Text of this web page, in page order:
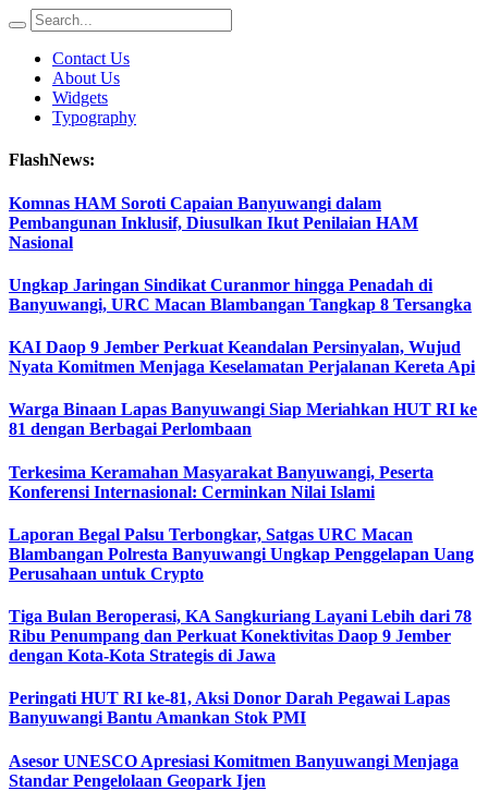
Contact Us
About Us
Widgets
Typography
FlashNews:
Komnas HAM Soroti Capaian Banyuwangi dalam
Pembangunan Inklusif, Diusulkan Ikut Penilaian HAM
Nasional
Ungkap Jaringan Sindikat Curanmor hingga Penadah di
Banyuwangi, URC Macan Blambangan Tangkap 8 Tersangka
KAI Daop 9 Jember Perkuat Keandalan Persinyalan, Wujud
Nyata Komitmen Menjaga Keselamatan Perjalanan Kereta Api
Warga Binaan Lapas Banyuwangi Siap Meriahkan HUT RI ke
81 dengan Berbagai Perlombaan
Terkesima Keramahan Masyarakat Banyuwangi, Peserta
Konferensi Internasional: Cerminkan Nilai Islami
Laporan Begal Palsu Terbongkar, Satgas URC Macan
Blambangan Polresta Banyuwangi Ungkap Penggelapan Uang
Perusahaan untuk Crypto
Tiga Bulan Beroperasi, KA Sangkuriang Layani Lebih dari 78
Ribu Penumpang dan Perkuat Konektivitas Daop 9 Jember
dengan Kota-Kota Strategis di Jawa
Peringati HUT RI ke-81, Aksi Donor Darah Pegawai Lapas
Banyuwangi Bantu Amankan Stok PMI
Asesor UNESCO Apresiasi Komitmen Banyuwangi Menjaga
Standar Pengelolaan Geopark Ijen